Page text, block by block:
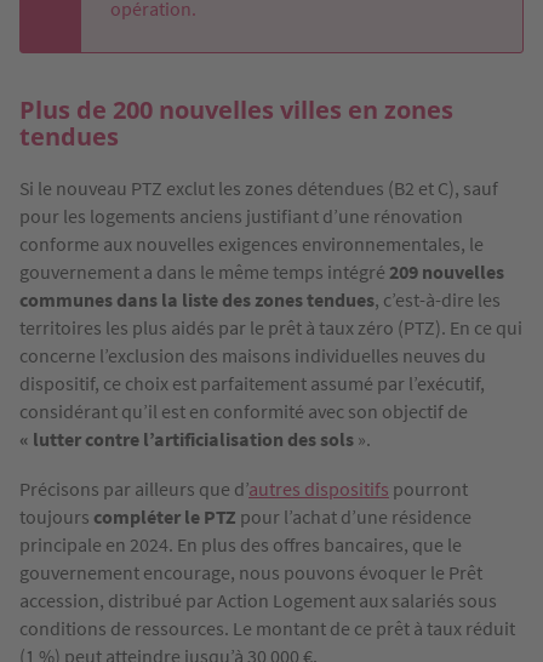
opération.
Plus de 200 nouvelles villes en zones
tendues
Si le nouveau PTZ exclut les zones détendues (B2 et C), sauf
pour les logements anciens justifiant d’une rénovation
conforme aux nouvelles exigences environnementales, le
gouvernement a dans le même temps intégré 209 nouvelles
communes dans la liste des zones tendues, c’est-à-dire les
territoires les plus aidés par le prêt à taux zéro (PTZ). En ce qui
concerne l’exclusion des maisons individuelles neuves du
dispositif, ce choix est parfaitement assumé par l’exécutif,
considérant qu’il est en conformité avec son objectif de
« lutter contre l’artificialisation des sols ».
Précisons par ailleurs que d’autres dispositifs pourront
toujours compléter le PTZ pour l’achat d’une résidence
principale en 2024. En plus des offres bancaires, que le
gouvernement encourage, nous pouvons évoquer le Prêt
accession, distribué par Action Logement aux salariés sous
conditions de ressources. Le montant de ce prêt à taux réduit
(1 %) peut atteindre jusqu’à 30 000 €.